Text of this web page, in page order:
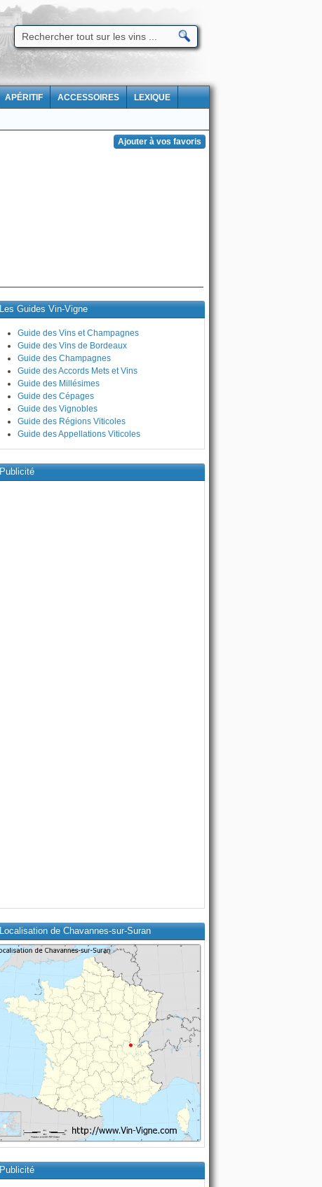
APÉRITIF ACCESSOIRES LEXIQUE
Les Guides Vin-Vigne
Guide des Vins et Champagnes
Guide des Vins de Bordeaux
Guide des Champagnes
Guide des Accords Mets et Vins
Guide des Millésimes
Guide des Cépages
Guide des Vignobles
Guide des Régions Viticoles
Guide des Appellations Viticoles
Publicité
Localisation de Chavannes-sur-Suran
Publicité